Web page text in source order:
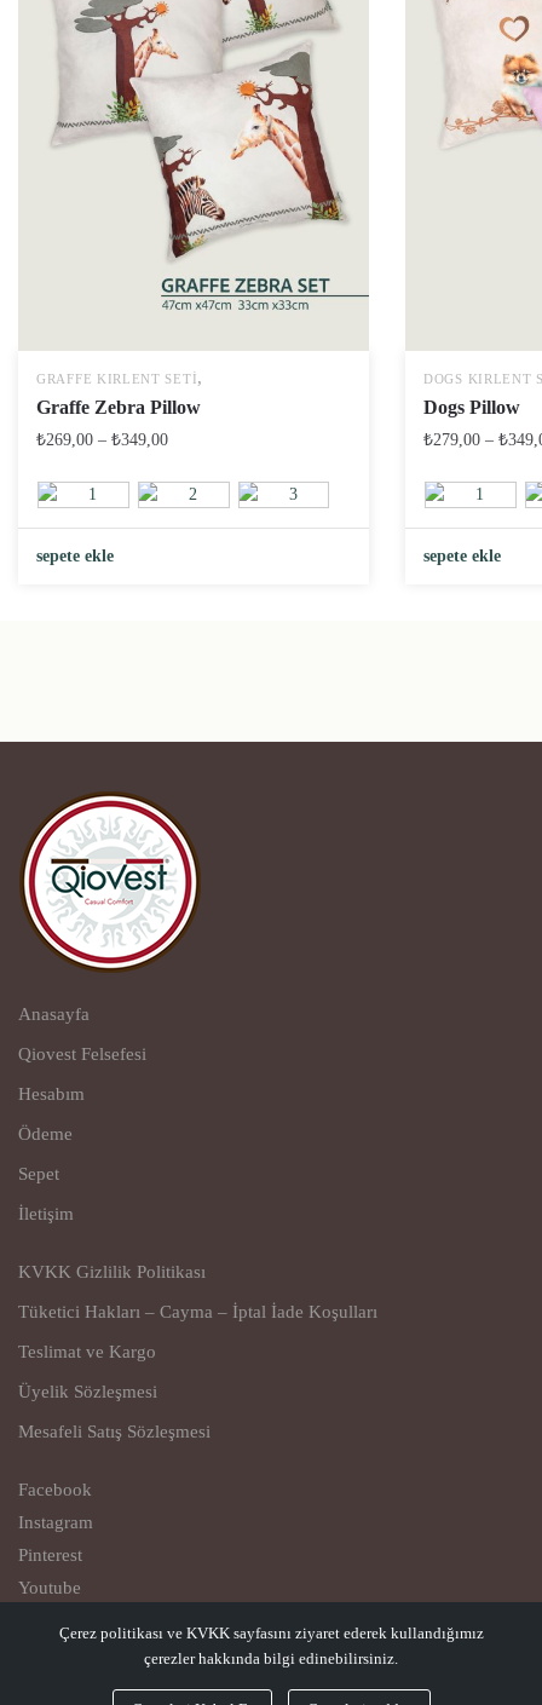
GRAFFE KIRLENT SETI ,
Graffe Zebra Pillow
₺269,00 – ₺349,00
sepete ekle
DOGS KIRLENT
Dogs Pillow
₺279,00 – ₺
sepete ekle
Anasayfa
Qiovest Felsefesi
Hesabım
Ödeme
Sepet
İletişim
KVKK Gizlilik Politikası
Tüketici Hakları – Cayma – İptal İade Koşulları
Teslimat ve Kargo
Üyelik Sözleşmesi
Mesafeli Satış Sözleşmesi
Facebook
Instagram
Pinterest
Youtube
© Copyright 2023
Qiovest – Casual Comfort
Çerez politikası ve KVKK sayfasını ziyaret ederek kullandığımız
çerezler hakkında bilgi edinebilirsiniz.